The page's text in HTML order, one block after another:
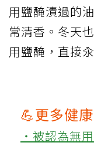
用鹽醃漬過的
常清香。冬天
用鹽醃，直接
💪更多健
‧被認為無